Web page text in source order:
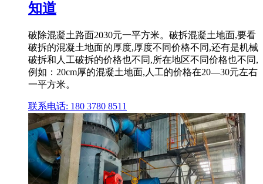
知道
破除混凝土路面2030元一平方米。破拆混凝土地面,要看
破拆的混凝土地面的厚度,厚度不同价格不同,还有是机械
破拆和人工破拆的价格也不同,所在地区不同价格也不同,
例如：20cm厚的混凝土地面,人工的价格在20—30元左右
一平方米。
联系电话: 180 3780 8511